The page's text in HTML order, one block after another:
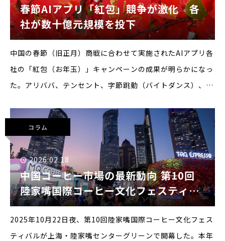
春節AIアプリ「紅包」競争が激化 各
社が数十億元規模を投下
中国の春節（旧正月）商戦に合わせて実施されたAIアプリ各
社の「紅包（お年玉）」キャンペーンの成果が明らかになっ
た。アリババ、テンセント、字節跳動（バイトダンス）、百
競っている。■各社の実績公表、利用回数は数十億規模にア
コラム
2026.02.18
中国コーヒー市場の最新動向 ――第10回
陸家嘴国際コーヒー文化フェスティバ
ルから見る市場の広がり
2025年10月22日夜、第10回陸家嘴国際コーヒー文化フェス
ティバルが上海・陸家嘴センターグリーンで開幕した。本年